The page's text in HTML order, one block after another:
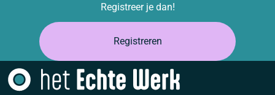
Registreer je dan!
Registreren